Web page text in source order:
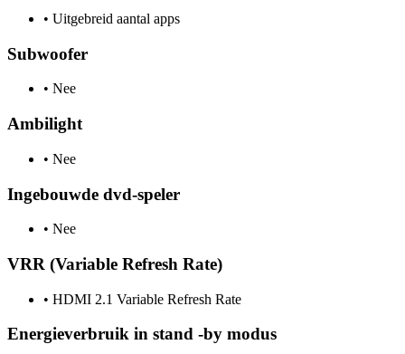
• Uitgebreid aantal apps
Subwoofer
• Nee
Ambilight
• Nee
Ingebouwde dvd-speler
• Nee
VRR (Variable Refresh Rate)
• HDMI 2.1 Variable Refresh Rate
Energieverbruik in stand -by modus